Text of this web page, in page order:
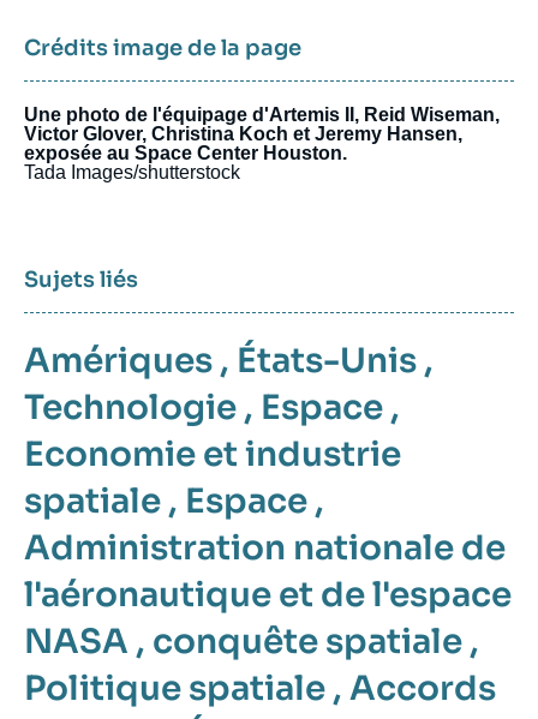
Crédits image de la page
Une photo de l'équipage d'Artemis II, Reid Wiseman,
Victor Glover, Christina Koch et Jeremy Hansen,
exposée au Space Center Houston.
Tada Images/shutterstock
Sujets liés
Amériques , États-Unis ,
Technologie , Espace ,
Economie et industrie
spatiale , Espace ,
Administration nationale de
l'aéronautique et de l'espace
NASA , conquête spatiale ,
Politique spatiale , Accords